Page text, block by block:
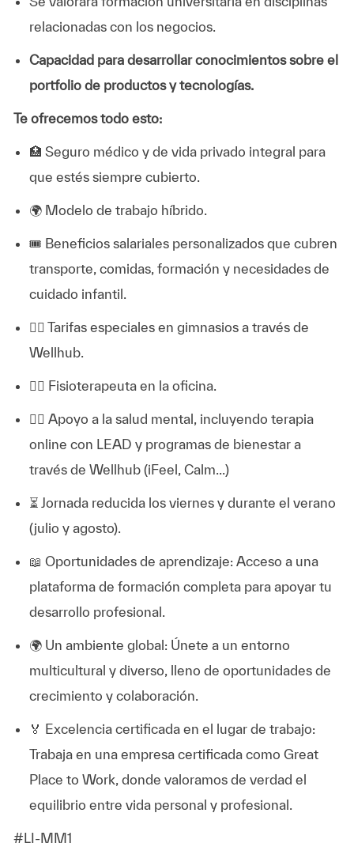
relacionadas con los negocios.
Capacidad para desarrollar conocimientos sobre el
portfolio de productos y tecnologías.
Te ofrecemos todo esto:
🏥 Seguro médico y de vida privado integral para
que estés siempre cubierto.
🌍 Modelo de trabajo híbrido.
🎟️ Beneficios salariales personalizados que cubren
transporte, comidas, formación y necesidades de
cuidado infantil.
🏋️‍♂️ Tarifas especiales en gimnasios a través de
Wellhub.
🧑‍⚕️ Fisioterapeuta en la oficina.
💆‍♀️ Apoyo a la salud mental, incluyendo terapia
online con LEAD y programas de bienestar a
través de Wellhub (iFeel, Calm...)
⏳ Jornada reducida los viernes y durante el verano
(julio y agosto).
📖 Oportunidades de aprendizaje: Acceso a una
plataforma de formación completa para apoyar tu
desarrollo profesional.
🌍 Un ambiente global: Únete a un entorno
multicultural y diverso, lleno de oportunidades de
crecimiento y colaboración.
🏅 Excelencia certificada en el lugar de trabajo:
Trabaja en una empresa certificada como Great
Place to Work, donde valoramos de verdad el
equilibrio entre vida personal y profesional.
#LI-MM1